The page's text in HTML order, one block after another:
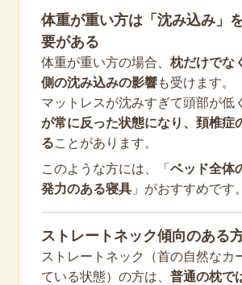
体重が重い方は「沈み込み」
要がある
体重が重い方の場合、 枕だけでな
側の沈み込みの影響も受けます。
マットレスが沈みすぎて頭部が低
が常に反った状態になり、頚椎症
ることがあります。
このような方には、「ベッド全体
発力のある寝具」がおすすめです。
ストレートネック傾向のある
ストレートネック（首の自然なカ
ている状態）の方は、 普通の枕で